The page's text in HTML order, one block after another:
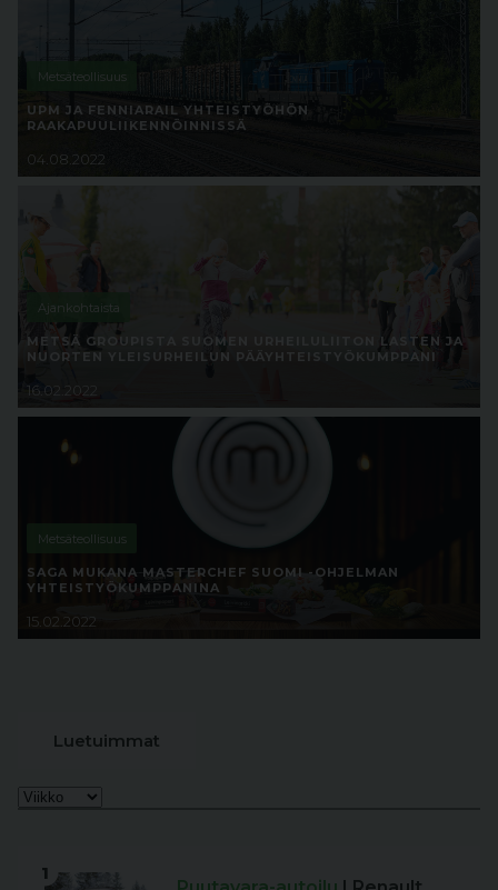
Metsäteollisuus
UPM JA FENNIARAIL YHTEISTYÖHÖN
RAAKAPUULIIKENNÖINNISSÄ
04.08.2022
Ajankohtaista
METSÄ GROUPISTA SUOMEN URHEILULIITON LASTEN JA
NUORTEN YLEISURHEILUN PÄÄYHTEISTYÖKUMPPANI
16.02.2022
Metsäteollisuus
SAGA MUKANA MASTERCHEF SUOMI -OHJELMAN
YHTEISTYÖKUMPPANINA
15.02.2022
Luetuimmat
1